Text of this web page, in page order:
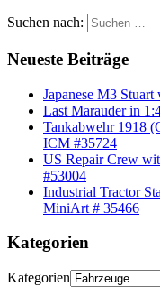
Suchen nach:
Neueste Beiträge
Japanese M3
Last Marauder in
Tankabwehr 1918
ICM #35724
US Repair Crew
#53004
Industrial Tractor
MiniArt # 35466
Kategorien
Kategorien